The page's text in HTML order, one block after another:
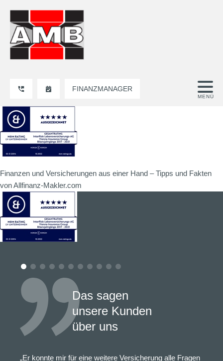
FINANZMANAGER
Finanzen und Versicherungen aus einer Hand – Tipps und Fakten
von Allfinanz-Makler.com
Das sagen
unsere Kunden
über uns
„Er konnte mir für eine weitere Versicherung alle Fragen